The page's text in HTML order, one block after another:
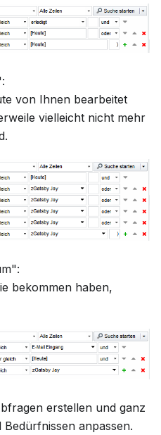
von Ihnen bearbeitet
vielleicht nicht mehr
bekommen haben,
erstellen und ganz
anpassen.